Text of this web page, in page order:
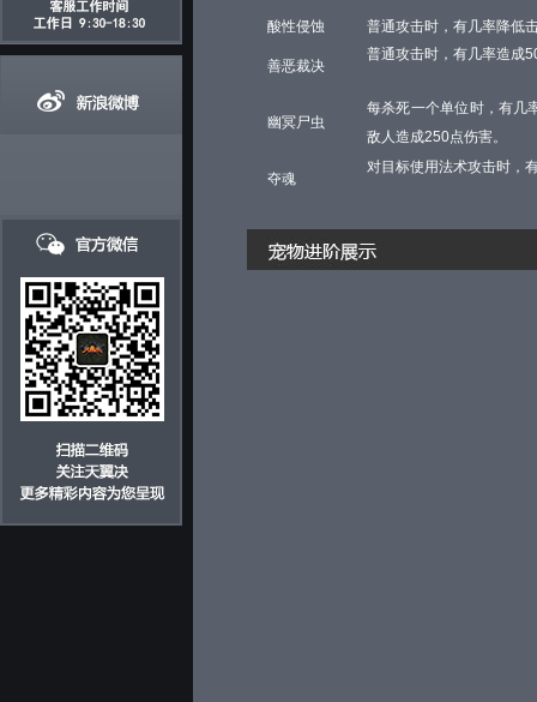
酸性侵蚀 普通攻击时，有几率降低
善恶裁决
普通攻击时，有几率造成
幽冥尸虫
每杀死一个单位时，有几
敌人造成250点伤害。
夺魂
对目标使用法术攻击时，